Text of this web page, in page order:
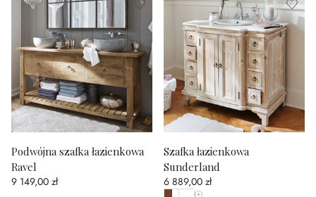
Podwójna szafka łazienkowa
Ravel
9 149,00 zł
Szafka łazienkowa
Sunderland
6 889,00 zł